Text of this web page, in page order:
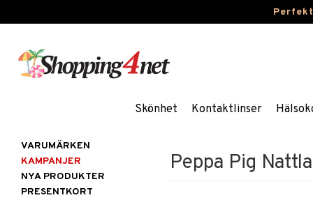
Skönhet Kontaktlinser
Peppa Pig
VARUMÄRKEN
KAMPANJER
NYA PRODUKTER
PRESENTKORT